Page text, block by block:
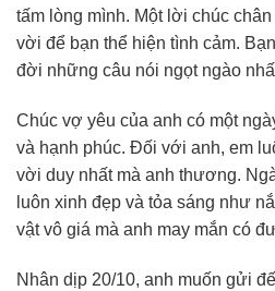
tấm lòng mình. Một lời chúc
vời để bạn thể hiện tình cảm.
đời những câu nói ngọt ngào
Chúc vợ yêu của anh có một
và hạnh phúc. Đối với anh, em
vời duy nhất mà anh thương.
luôn xinh đẹp và tỏa sáng như
vật vô giá mà anh may mắn có
Nhân dịp 20/10, anh muốn gửi